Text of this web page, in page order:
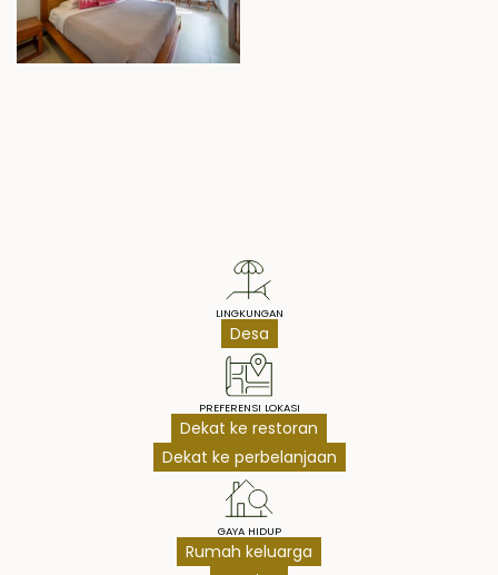
LINGKUNGAN
Desa
PREFERENSI LOKASI
Dekat ke restoran
Dekat ke perbelanjaan
GAYA HIDUP
Rumah keluarga